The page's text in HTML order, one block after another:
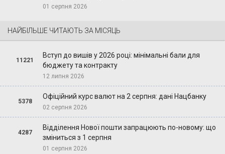
01 серпня 2026
НАЙБІЛЬШЕ ЧИТАЮТЬ ЗА МІСЯЦЬ
11221
Вступ до вишів у 2026 році: мінімальні бали для
бюджету та контракту
12 липня 2026
5378
Офіційний курс валют на 2 серпня: дані Нацбанку
02 серпня 2026
4287
Відділення Нової пошти запрацюють по-новому: що
зміниться з 1 серпня
01 серпня 2026